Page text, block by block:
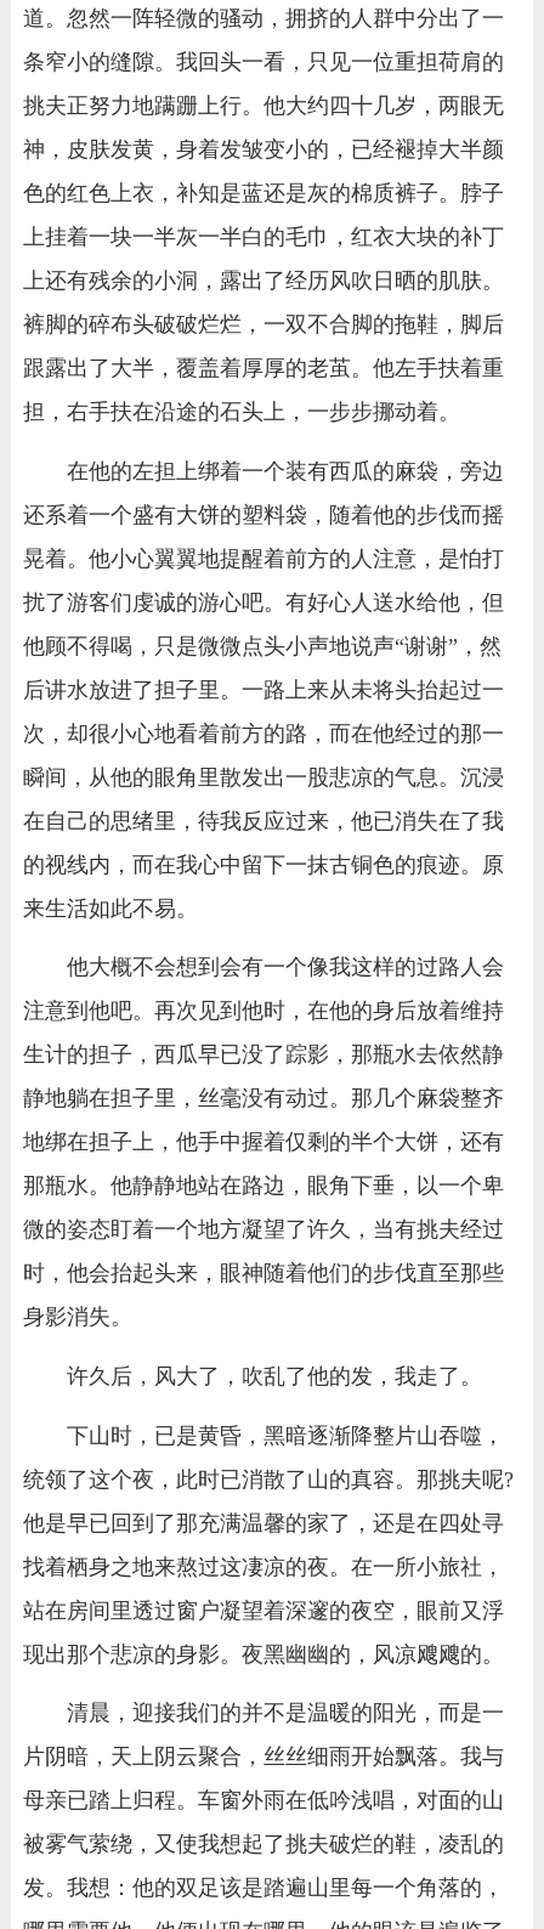
道。忽然一阵轻微的骚动，拥挤的人群中分出了一
条窄小的缝隙。我回头一看，只见一位重担荷肩的
挑夫正努力地蹒跚上行。他大约四十几岁，两眼无
神，皮肤发黄，身着发皱变小的，已经褪掉大半颜
色的红色上衣，补知是蓝还是灰的棉质裤子。脖子
上挂着一块一半灰一半白的毛巾，红衣大块的补丁
上还有残余的小洞，露出了经历风吹日晒的肌肤。
裤脚的碎布头破破烂烂，一双不合脚的拖鞋，脚后
跟露出了大半，覆盖着厚厚的老茧。他左手扶着重
担，右手扶在沿途的石头上，一步步挪动着。
在他的左担上绑着一个装有西瓜的麻袋，旁边
还系着一个盛有大饼的塑料袋，随着他的步伐而摇
晃着。他小心翼翼地提醒着前方的人注意，是怕打
扰了游客们虔诚的游心吧。有好心人送水给他，但
他顾不得喝，只是微微点头小声地说声“谢谢”，然
后讲水放进了担子里。一路上来从未将头抬起过一
次，却很小心地看着前方的路，而在他经过的那一
瞬间，从他的眼角里散发出一股悲凉的气息。沉浸
在自己的思绪里，待我反应过来，他已消失在了我
的视线内，而在我心中留下一抹古铜色的痕迹。原
来生活如此不易。
他大概不会想到会有一个像我这样的过路人会
注意到他吧。再次见到他时，在他的身后放着维持
生计的担子，西瓜早已没了踪影，那瓶水去依然静
静地躺在担子里，丝毫没有动过。那几个麻袋整齐
地绑在担子上，他手中握着仅剩的半个大饼，还有
那瓶水。他静静地站在路边，眼角下垂，以一个卑
微的姿态盯着一个地方凝望了许久，当有挑夫经过
时，他会抬起头来，眼神随着他们的步伐直至那些
身影消失。
许久后，风大了，吹乱了他的发，我走了。
下山时，已是黄昏，黑暗逐渐降整片山吞噬，
统领了这个夜，此时已消散了山的真容。那挑夫呢?
他是早已回到了那充满温馨的家了，还是在四处寻
找着栖身之地来熬过这凄凉的夜。在一所小旅社，
站在房间里透过窗户凝望着深邃的夜空，眼前又浮
现出那个悲凉的身影。夜黑幽幽的，风凉飕飕的。
清晨，迎接我们的并不是温暖的阳光，而是一
片阴暗，天上阴云聚合，丝丝细雨开始飘落。我与
母亲已踏上归程。车窗外雨在低吟浅唱，对面的山
被雾气萦绕，又使我想起了挑夫破烂的鞋，凌乱的
发。我想：他的双足该是踏遍山里每一个角落的，